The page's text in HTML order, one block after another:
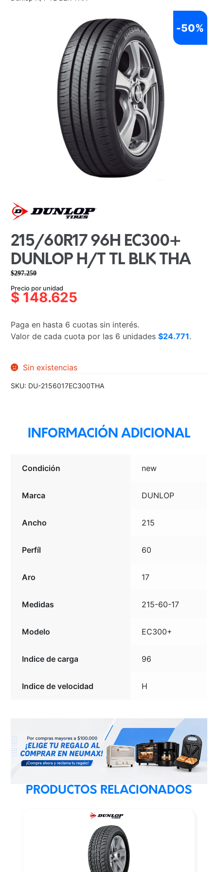
215/60R17 96H EC300+
DUNLOP H/T TL BLK THA
$297.250
precio
original
$297.250.
precio
actual
$148.625.
Precio por unidad
$ 148.625
Paga en hasta 6 cuotas sin interés.
Valor de cada cuota por las 6 unidades$24.771.
-50%
Sin existencias
SKU: DU-2156017EC300THA
INFORMACIÓN ADICIONAL
Condición new
Marca DUNLOP
Ancho 215
Perfíl 60
Aro 17
Medidas 215-60-17
Modelo EC300+
Indice de carga 96
Indice de velocidad H
PRODUCTOS RELACIONADOS